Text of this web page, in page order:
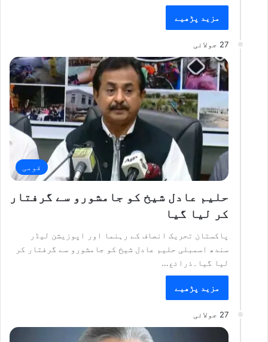
مزید پڑھیے
27 جولائی
قومی
حلیم عادل شیخ کو جامشورو سے گرفتار
کر لیا گیا
پاکستان تحریک انصاف کے رہنما اور اپوزیشن لیڈر
سندھ اسمبلی حلیم عادل شیخ کو جامشورو سے گرفتار کر
لیا گیا۔ذرائع…
مزید پڑھیے
27 جولائی